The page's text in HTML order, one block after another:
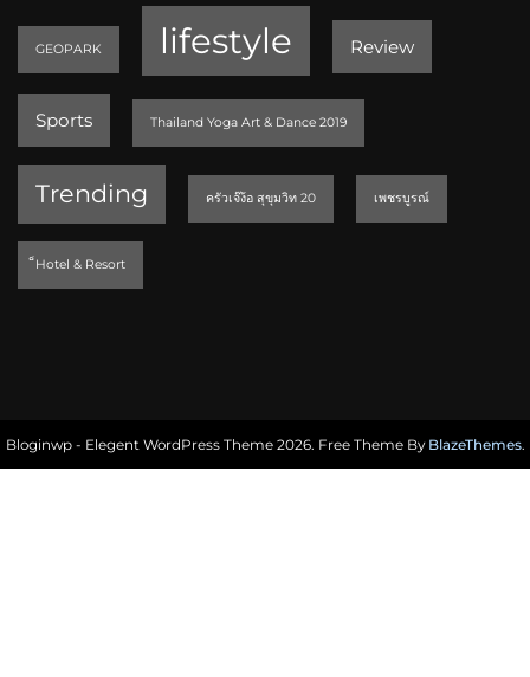
GEOPARK lifestyle Review
Sports Thailand Yoga Art & Dance 2019
Trending ครัวเจ๊ง้อ สุขุมวิท 20 เพชรบูรณ์
็Hotel & Resort
Bloginwp - Elegent WordPress Theme 2026. Free Theme By BlazeThemes.